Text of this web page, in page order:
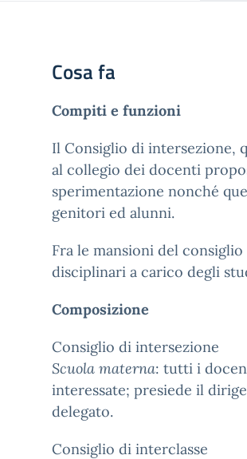
Cosa fa
Compiti e funzioni
Il Consiglio di intersezione,
al collegio dei docenti
sperimentazione nonché
genitori ed alunni.
Fra le mansioni del
disciplinari a carico degli
Composizione
Consiglio di intersezione
Scuola materna: tutti i
interessate; presiede il
delegato.
Consiglio di interclasse